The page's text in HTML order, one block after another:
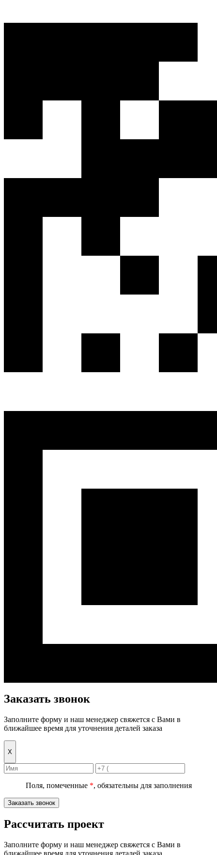
Заказать звонок
Заполните форму и наш менеджер свяжется с Вами в
ближайшее время для уточнения деталей заказа
Х
Поля, помеченные *, обязательны для заполнения
Заказать звонок
Рассчитать проект
Заполните форму и наш менеджер свяжется с Вами в